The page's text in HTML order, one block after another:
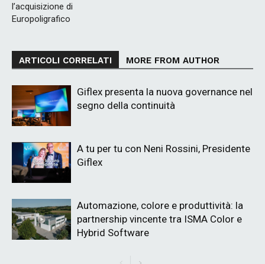
l’acquisizione di
Europoligrafico
ARTICOLI CORRELATI MORE FROM AUTHOR
Giflex presenta la nuova governance nel
segno della continuità
A tu per tu con Neni Rossini, Presidente
Giflex
Automazione, colore e produttività: la
partnership vincente tra ISMA Color e
Hybrid Software